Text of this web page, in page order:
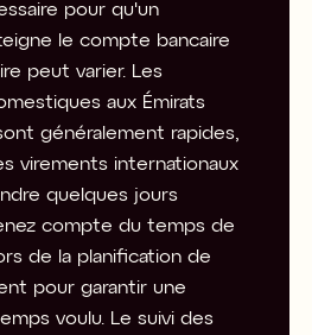
pour qu'un
le compte bancaire
peut varier. Les
aux Émirats
généralement rapides,
virements internationaux
quelques jours
compte du temps de
de la planification de
pour garantir une
voulu. Le suivi des